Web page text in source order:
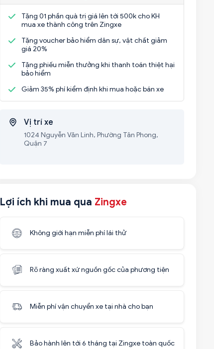
Tặng 01 phần quà trị giá lên tới 500k cho KH
mua xe thành công trên Zingxe
Tặng voucher bảo hiểm dân sự, vật chất giảm
giá 20%
Tặng phiếu miễn thưởng khi thanh toán thiệt hại
bảo hiểm
Giảm 35% phí kiểm định khi mua hoặc bán xe
Vị trí xe
1024 Nguyễn Văn Linh, Phường Tân Phong,
Quận 7
Lợi ích khi mua qua Zingxe
Không giới hạn miễn phí lái thử
Rõ ràng xuất xứ nguồn gốc của phương tiện
Miễn phí vận chuyển xe tại nhà cho bạn
Bảo hành lên tới 6 tháng tại Zingxe toàn quốc